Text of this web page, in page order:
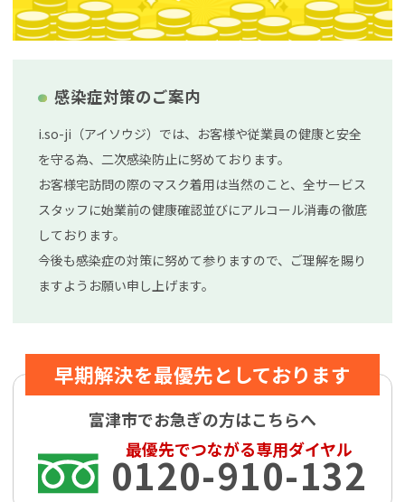
感染症対策のご案内
i.so-ji（アイソウジ）では、お客様や従業員の健康と安全
を守る為、二次感染防止に努めております。
お客様宅訪問の際のマスク着用は当然のこと、全サービス
スタッフに始業前の健康確認並びにアルコール消毒の徹底
しております。
今後も感染症の対策に努めて参りますので、ご理解を賜り
ますようお願い申し上げます。
早期解決を最優先としております
富津市でお急ぎの方はこちらへ
最優先でつながる専用ダイヤル
0120-910-132